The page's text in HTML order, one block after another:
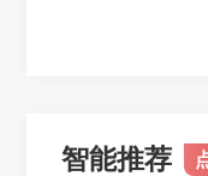
智能推荐